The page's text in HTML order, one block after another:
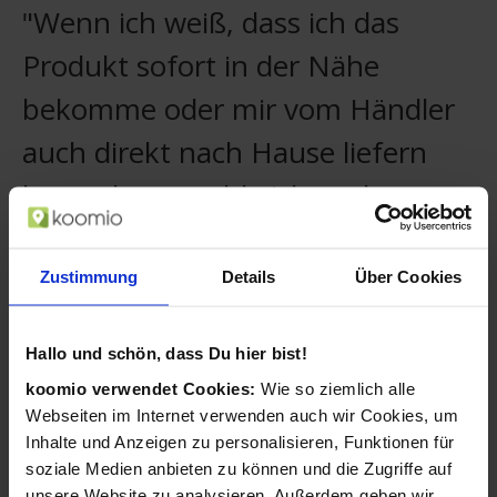
Zustimmung Details Über Cookies
Hallo und schön, dass Du hier bist!
koomio verwendet Cookies: Wie so ziemlich alle
Webseiten im Internet verwenden auch wir Cookies, um
Inhalte und Anzeigen zu personalisieren, Funktionen für
soziale Medien anbieten zu können und die Zugriffe auf
"Wenn ich weiß, dass ich das
Produkt sofort in der Nähe
bekomme oder mir vom Händler
auch direkt nach Hause liefern
lassen kann, zahle ich auch etwas
mehr."
Christian, koomio-Nutzer
sehen stets Ihre neuesten Aktivitäten.
Kunden folgen Artikeln mit einem
Wunschpreis und Sie können darauf
reagieren.